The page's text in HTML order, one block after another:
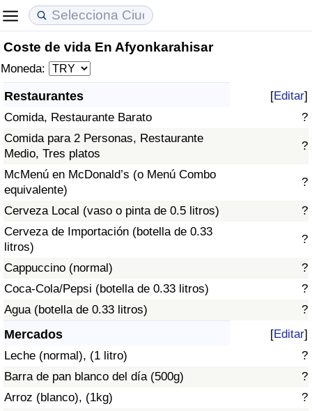
Coste de vida En Afyonkarahisar
Moneda:
Restaurantes [Editar]
Comida, Restaurante Barato
?
Comida para 2 Personas, Restaurante
Medio, Tres platos
?
McMenú en McDonald’s (o Menú Combo
equivalente)
?
Cerveza Local (vaso o pinta de 0.5 litros)
?
Cerveza de Importación (botella de 0.33
litros)
?
Cappuccino (normal)
?
Coca-Cola/Pepsi (botella de 0.33 litros)
?
Agua (botella de 0.33 litros)
?
Mercados [Editar]
Leche (normal), (1 litro)
?
Barra de pan blanco del día (500g)
?
Arroz (blanco), (1kg)
?
Coste de vida
Índice de Costo de Vida
Índice de costo de vida por país
en aqaba
Precios de las propiedades
Índice de Precios de Inmuebles
Índice de Precios de Inmuebles por País
Calidad de Vida
Índice de Calidad de Vida (Actual)
Índice de calidad de vida por país
Delincuencia
Calificación del Índice de Criminalidad
(Actual)
Índice de Criminalidad
Índice de criminalidad por país
Sanidad